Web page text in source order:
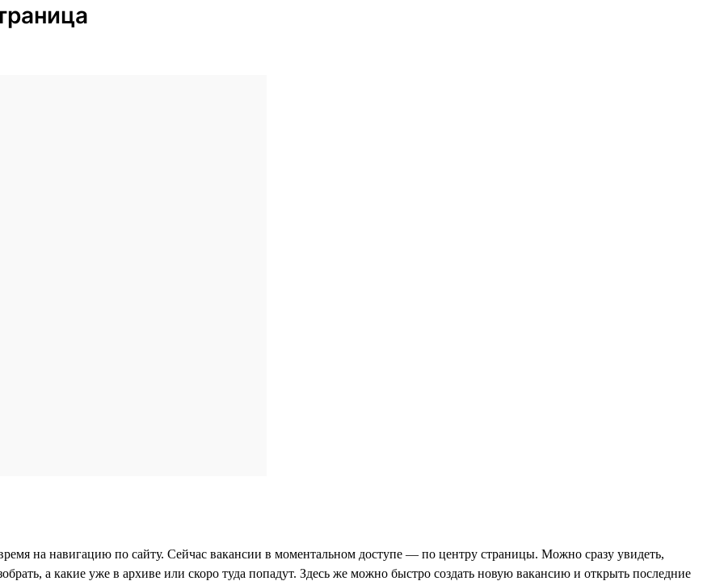
на навигацию по сайту. Сейчас вакансии в моментальном доступе — по центру страницы. Можно сразу увидеть,
а какие уже в архиве или скоро туда попадут. Здесь же можно быстро создать новую вакансию и открыть последние